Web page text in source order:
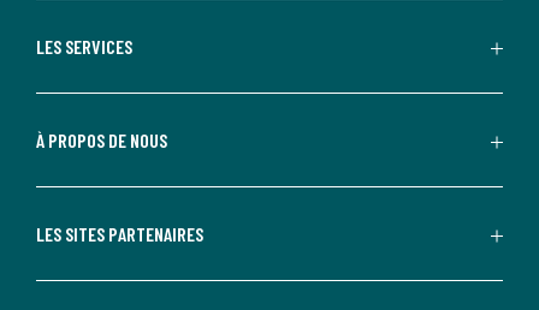
LES SERVICES
À PROPOS DE NOUS
LES SITES PARTENAIRES